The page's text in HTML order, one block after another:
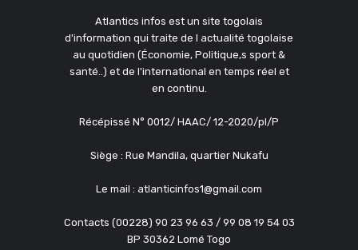
Atlantics infos est un site togolais
d'information qui traite de l actualité togolaise
au quotidien (Économie, Politique,s sport &
santé..) et de l'international en temps réel et
en continu.
Récépissé N° 0012/ HAAC/ 12-2020/pl/P
Siège : Rue Mandila, quartier Nukafu
Le mail : atlanticinfos1@gmail.com
Contacts (00228) 90 23 96 63 / 99 08 19 54 03
BP 30362 Lomé Togo